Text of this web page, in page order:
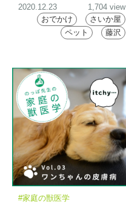
2020.12.23
1,704 view
おでかけ
さいか屋
ペット
藤沢
#家庭の獣医学